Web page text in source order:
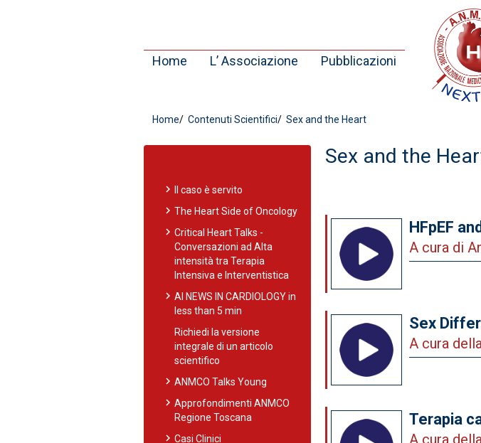
Home L’ Associazione Pubblicazioni
Home Contenuti Scientifici Sex and the Heart
chevron_right Il caso è servito
chevron_rightThe Heart Side of Oncology
chevron_rightCritical Heart Talks -
Conversazioni ad Alta
intensità tra Terapia
Intensiva e Interventistica
chevron_rightAI NEWS IN CARDIOLOGY in
less than 5 min
Richiedi la versione
integrale di un articolo
scientifico
chevron_rightANMCO Talks Young
chevron_rightApprofondimenti ANMCO
Regione Toscana
chevron_rightCasi Clinici
Sex and the
HFpEF
A cura di
Sex
Devices
A cura
Terapia